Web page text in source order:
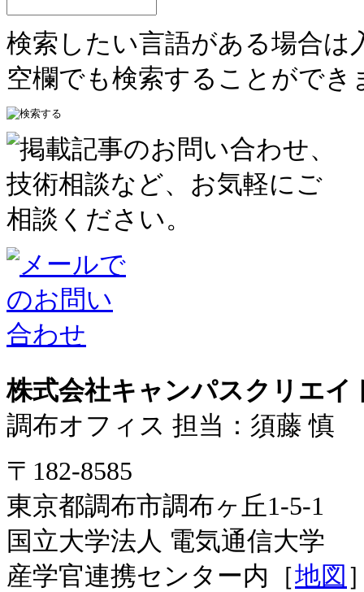
検索したい言語がある場合は
空欄でも検索することができ
株式会社キャンパスクリエイ
調布オフィス 担当：須藤 慎
〒182-8585
東京都調布市調布ヶ丘1-5-1
国立大学法人 電気通信大学
産学官連携センター内［地図